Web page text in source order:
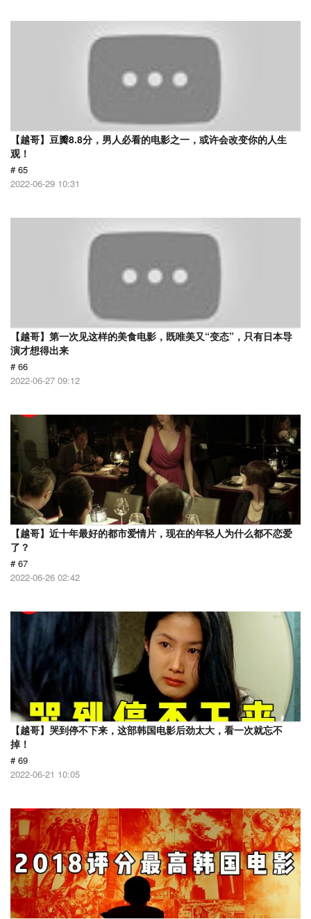
【越哥】豆瓣8.8分，男人必看的电影之一，或许会改变你的人生
观！
# 65
2022-06-29 10:31
【越哥】第一次见这样的美食电影，既唯美又“变态”，只有日本导
演才想得出来
# 66
2022-06-27 09:12
【越哥】近十年最好的都市爱情片，现在的年轻人为什么都不恋爱
了？
# 67
2022-06-26 02:42
【越哥】哭到停不下来，这部韩国电影后劲太大，看一次就忘不
掉！
# 69
2022-06-21 10:05